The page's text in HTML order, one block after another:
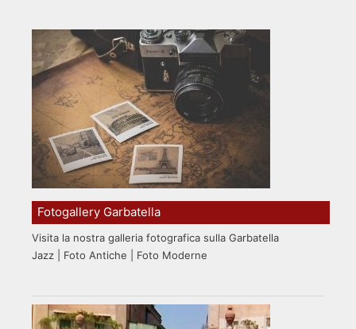
Fotogallery Garbatella
Visita la nostra galleria fotografica sulla Garbatella
Jazz | Foto Antiche | Foto Moderne